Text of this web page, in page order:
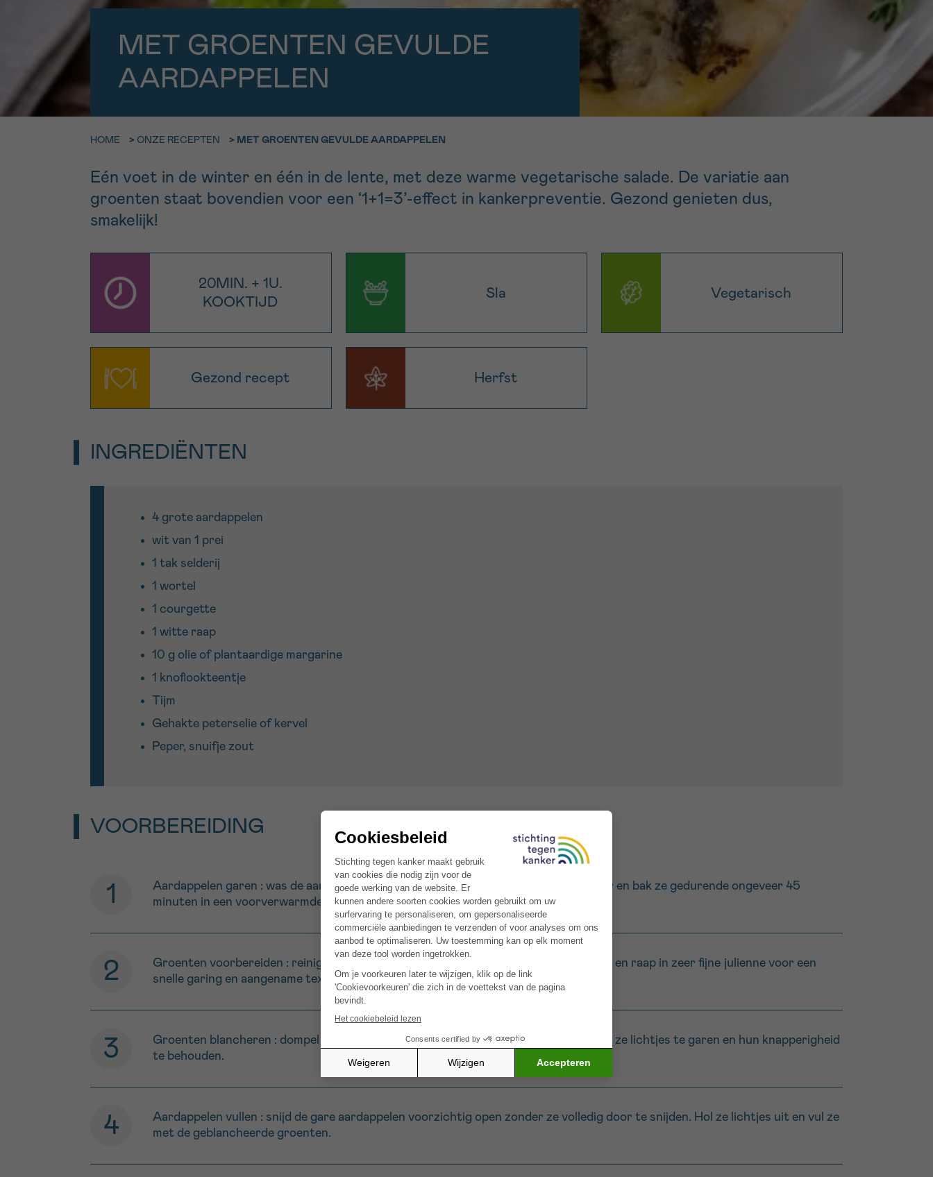
MET GROENTEN GEVULDE
AARDAPPELEN
HOME > ONZE RECEPTEN > MET GROENTEN GEVULDE AARDAPPELEN
Eén voet in de winter en één in de lente, met deze warme vegetarische salade. De variatie aan
groenten staat bovendien voor een ‘1+1=3’-effect in kankerpreventie. Gezond genieten dus,
smakelijk!
20MIN. + 1U.
KOOKTIJD
Sla Vegetarisch
Gezond recept Herfst
INGREDIËNTEN
4 grote aardappelen
wit van 1 prei
1 tak selderij
1 wortel
1 courgette
1 witte raap
10 g olie of plantaardige margarine
1 knoflookteentje
Tijm
Gehakte peterselie of kervel
Peper, snuifje zout
VOORBEREIDING
Aardappelen garen : was de aardappelen grondig. Wikkel ze afzonderlijk in bakpapier en bak ze gedurende ongeveer 45
minuten in een voorverwarmde oven op 220°C. Ze moeten zacht zijn vanbinnen.
Groenten voorbereiden : reinig alle groenten. Snijd de prei, selder, wortel, courgette en raap in zeer fijne julienne voor een
snelle garing en aangename textuur.
Groenten blancheren : dompel de gesneden groenten 2 minuten in kokend water om ze lichtjes te garen en hun knapperigheid
te behouden.
Aardappelen vullen : snijd de gare aardappelen voorzichtig open zonder ze volledig door te snijden. Hol ze lichtjes uit en vul ze
met de geblancheerde groenten.
Bel ons op 0800 15 802
ma-vrij 9u tot 18u
contactformulier
Meer weten over
EMAIL
Ja, stuur mij de nieuwsbrief
Sturen
9h-11h